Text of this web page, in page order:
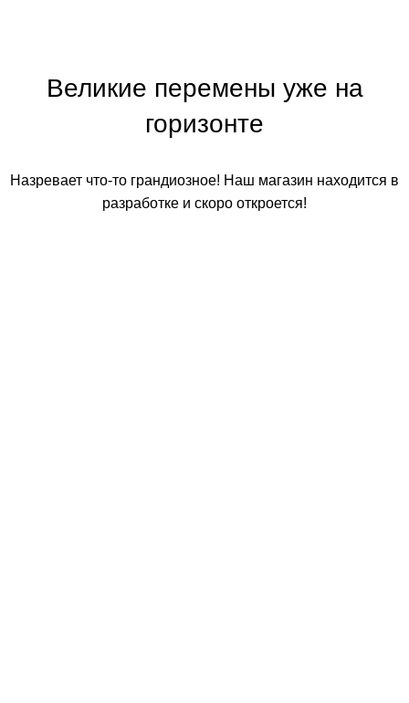
Великие перемены уже на
горизонте
Назревает что-то грандиозное! Наш магазин находится в
разработке и скоро откроется!